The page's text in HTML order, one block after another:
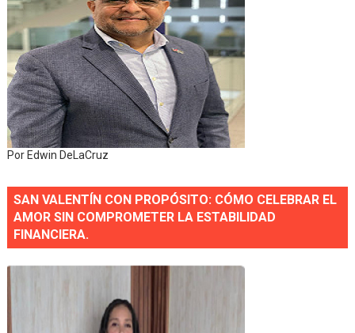
Por Edwin DeLaCruz
SAN VALENTÍN CON PROPÓSITO: CÓMO CELEBRAR EL
AMOR SIN COMPROMETER LA ESTABILIDAD
FINANCIERA.